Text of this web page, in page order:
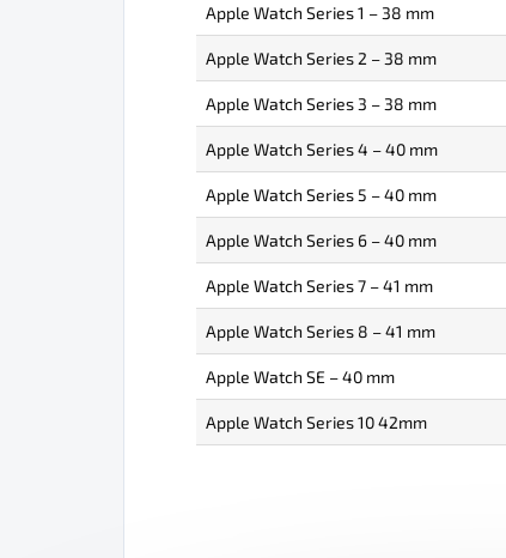
Apple Watch Series 1 – 38 mm
Apple Watch Series 2 – 38 mm
Apple Watch Series 3 – 38 mm
Apple Watch Series 4 – 40 mm
Apple Watch Series 5 – 40 mm
Apple Watch Series 6 – 40 mm
Apple Watch Series 7 – 41 mm
Apple Watch Series 8 – 41 mm
Apple Watch SE – 40 mm
Apple Watch Series 10 42mm